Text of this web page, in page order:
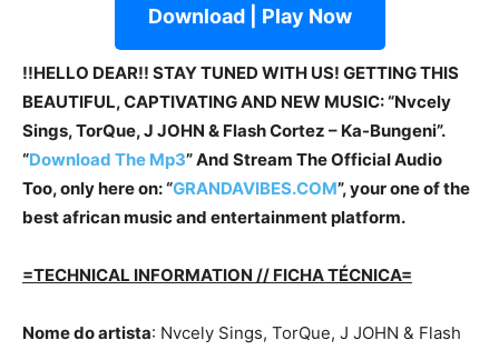
Download | Play Now
!!HELLO DEAR!! STAY TUNED WITH US! GETTING THIS
BEAUTIFUL, CAPTIVATING AND NEW MUSIC: “Nvcely
Sings, TorQue, J JOHN & Flash Cortez – Ka-Bungeni”.
“Download The Mp3” And Stream The Official Audio
Too, only here on: “GRANDAVIBES.COM”, your one of the
best african music and entertainment platform.
=TECHNICAL INFORMATION // FICHA TÉCNICA=
Nome do artista: Nvcely Sings, TorQue, J JOHN & Flash